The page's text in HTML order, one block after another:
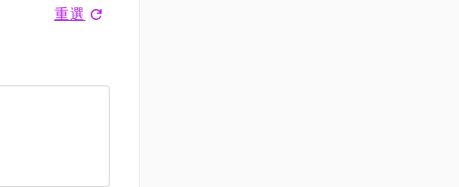
重選